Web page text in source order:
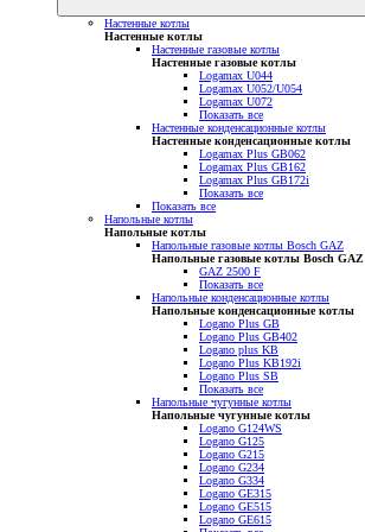
Настенные котлы
Настенные котлы
Настенные газовые котлы
Настенные газовые котлы
Logamax U044
Logamax U052/U054
Logamax U072
Показать все
Настенные конденсационные котлы
Настенные конденсационные котлы
Logamax Plus GB062
Logamax Plus GB162
Logamax Plus GB172i
Показать все
Показать все
Напольные котлы
Напольные котлы
Напольные газовые котлы Bosch GAZ
Напольные газовые котлы Bosch GAZ
GAZ 2500 F
Показать все
Напольные конденсационные котлы
Напольные конденсационные котлы
Logano Plus GB
Logano Plus GB402
Logano plus KB
Logano Plus KB192i
Logano Plus SB
Показать все
Напольные чугунные котлы
Напольные чугунные котлы
Logano G124WS
Logano G125
Logano G215
Logano G234
Logano G334
Logano GE315
Logano GE515
Logano GE615